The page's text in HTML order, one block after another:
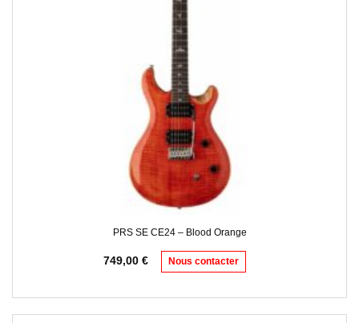
PRS SE CE24 – Blood Orange
749,00 € Nous contacter